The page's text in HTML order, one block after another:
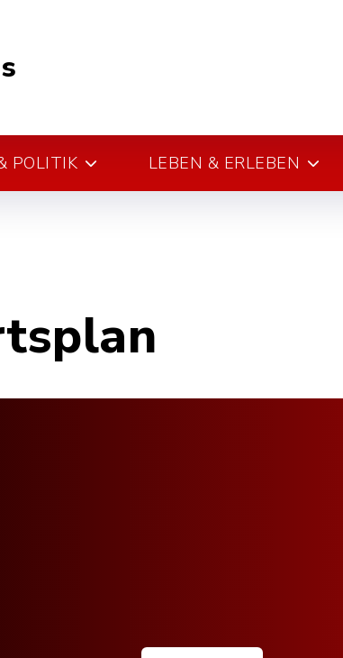
POLITIK LEBEN & ERLEBEN